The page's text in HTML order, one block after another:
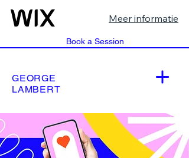
Meer informatie